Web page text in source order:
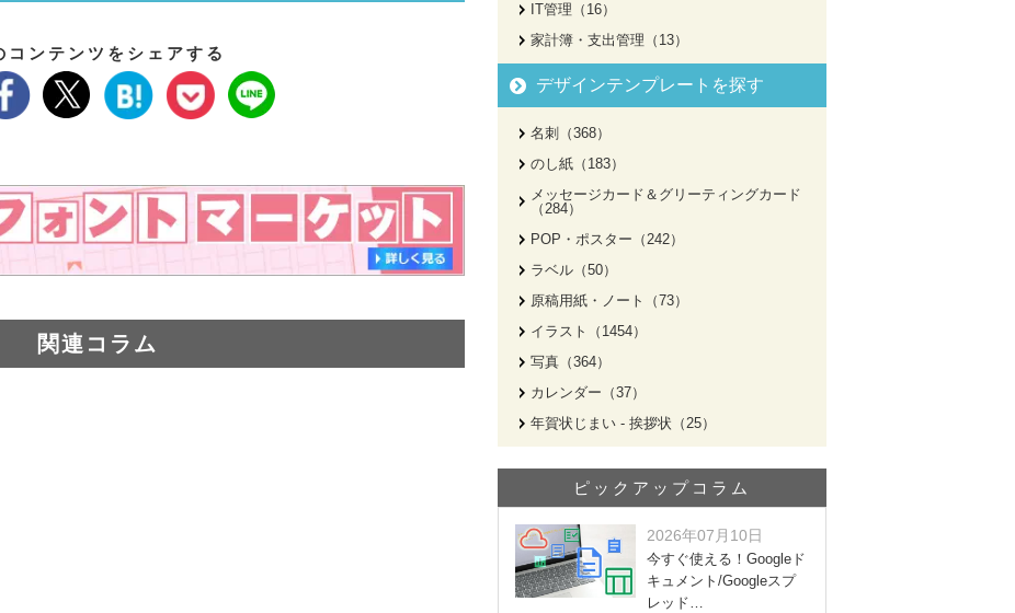
コンテンツをシェアする
関連コラム
IT管理（16）
家計簿・支出管理（13）
デザインテンプレートを探す
名刺（368）
のし紙（183）
メッセージカード＆グリーティングカード
（284）
POP・ポスター（242）
ラベル（50）
原稿用紙・ノート（73）
イラスト（1454）
写真（364）
カレンダー（37）
年賀状じまい - 挨拶状（25）
ピックアップコラム
2026年07月10日
今すぐ使える！Googleド
キュメント/Googleスプ
レッド…